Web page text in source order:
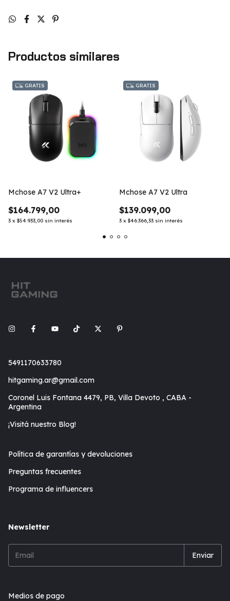
Productos similares
GRATIS
Mchose A7 V2 Ultra+
$164.799,00
3 x $54.933,00 sin interés
GRATIS
Mchose A7 V2 Ultra
$139.099,00
3 x $46.366,33 sin interés
5491170633780
hitgaming.ar@gmail.com
Coronel Luis Fontana 4479, PB, Villa Devoto , CABA -
Argentina
¡Visitá nuestro Blog!
Política de garantías y devoluciones
Preguntas frecuentes
Programa de influencers
Newsletter
Medios de pago